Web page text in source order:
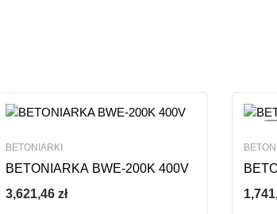
BETONIARKI
BETONIARKA BWE-200K 400V
3,621,46 zł